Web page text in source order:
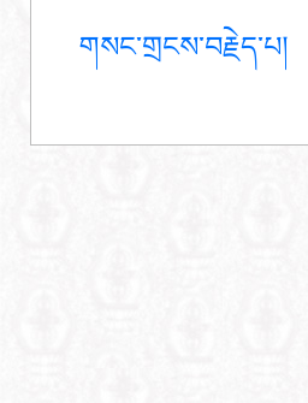
གསང་གྲངས་བརྗེད་པ།